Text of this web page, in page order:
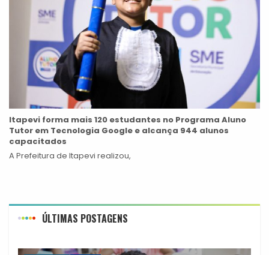
Itapevi forma mais 120 estudantes no Programa Aluno
Tutor em Tecnologia Google e alcança 944 alunos
capacitados
A Prefeitura de Itapevi realizou,
ÚLTIMAS POSTAGENS